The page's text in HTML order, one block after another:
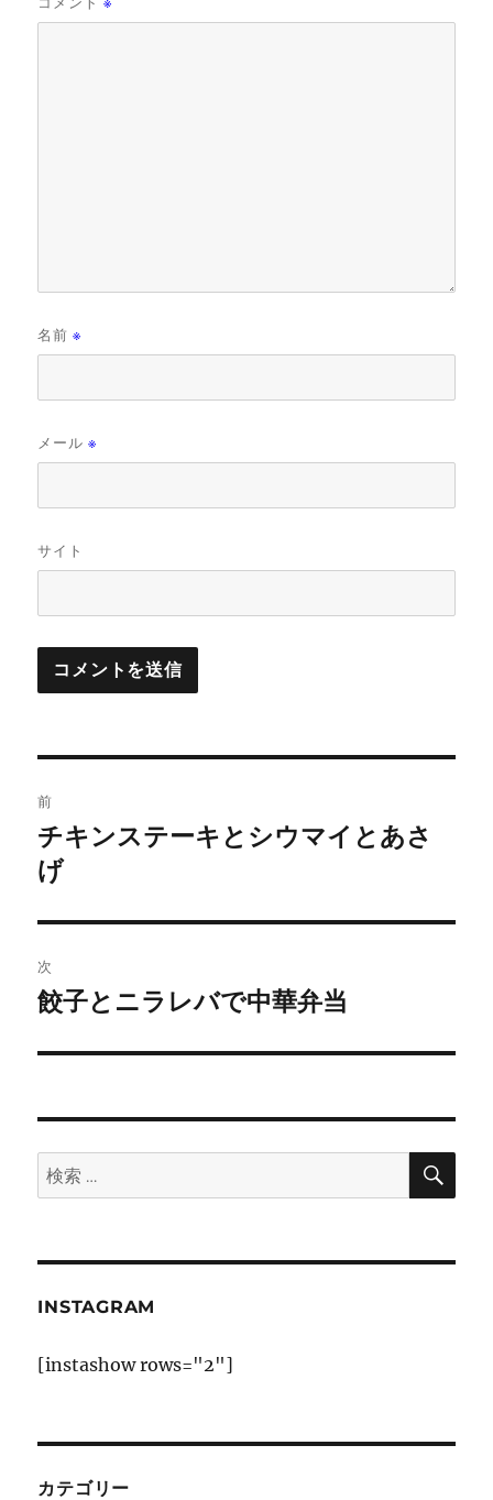
名前※
メール※
サイト
稿
ナ
ビ
ゲ
ー
シ
ン
前
前
の
稿:
チキンステーキとシウマイとあさ
げ
次
次
投
餃子とニラレバで中華弁当
検
索:
検
INSTAGRAM
[instashow rows="2"]
カテゴリー